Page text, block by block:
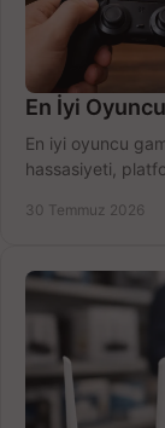
En İyi
En iyi oyuncu
hassasiyeti,
30 Temmuz 2026